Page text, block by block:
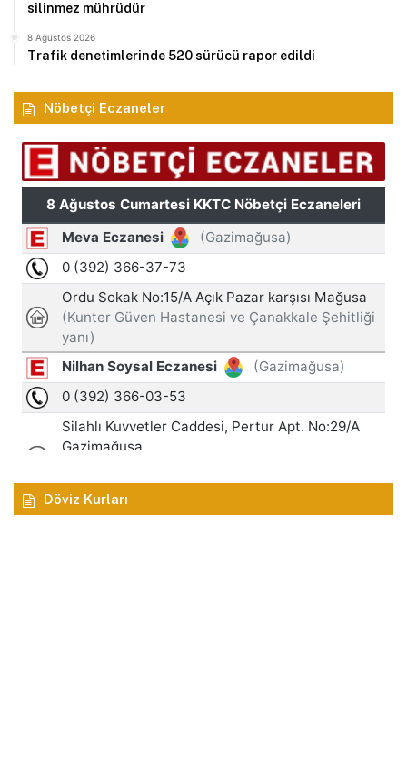
silinmez mührüdür
8 Ağustos 2026
Trafik denetimlerinde 520 sürücü rapor edildi
Nöbetçi Eczaneler
Döviz Kurları